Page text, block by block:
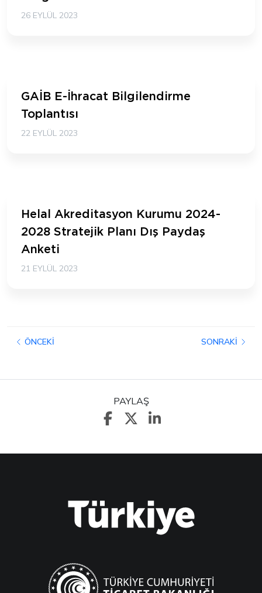
26 EYLÜL 2023
GAİB E-İhracat Bilgilendirme
Toplantısı
22 EYLÜL 2023
Helal Akreditasyon Kurumu 2024-
2028 Stratejik Planı Dış Paydaş
Anketi
21 EYLÜL 2023
ÖNCEKI SONRAKI
PAYLAŞ